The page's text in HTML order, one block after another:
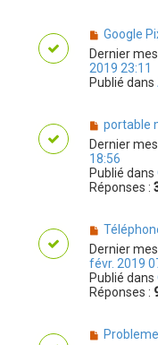
Google
Dernier
2019 23:11
Publié dans
portable
Dernier
18:56
Publié dans
Réponses :
Dernier
févr. 2019
Publié dans
Réponses :